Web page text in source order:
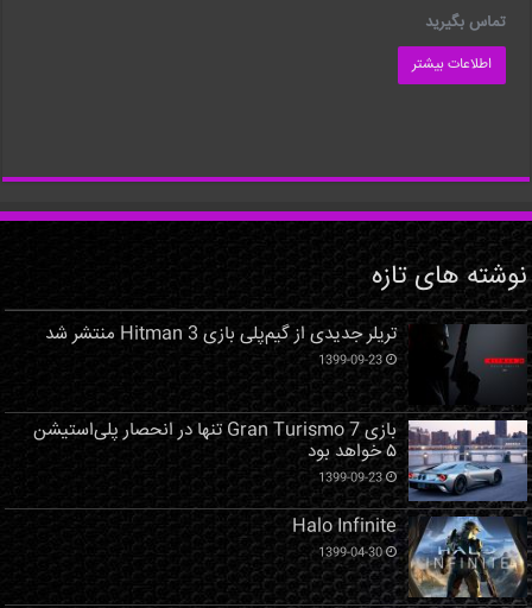
تماس بگیرید
اطلاعات بیشتر
نوشته های تازه
تریلر جدیدی از گیم‌پلی بازی Hitman 3 منتشر شد
1399-09-23
بازی Gran Turismo 7 تنها در انحصار پلی‌استیشن
۵ خواهد بود
1399-09-23
Halo Infinite
1399-04-30